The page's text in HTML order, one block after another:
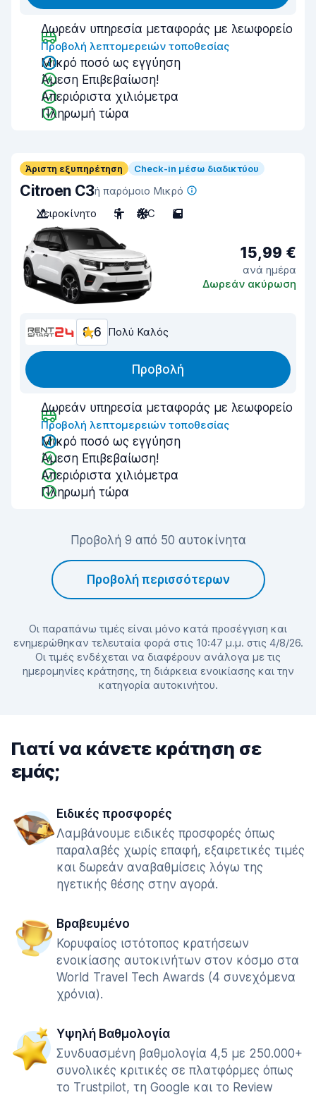
Δωρεάν υπηρεσία μεταφοράς με λεωφορείο
Προβολή λεπτομερειών τοποθεσίας
Μικρό ποσό ως εγγύηση
Άμεση Επιβεβαίωση!
Απεριόριστα χιλιόμετρα
Πληρωμή τώρα
Άριστη εξυπηρέτηση Check-in μέσω διαδικτύου
Citroen C3ή παρόμοιο Μικρό
Χειροκίνητο
5 A/C 5
15,99 €
ανά ημέρα
Δωρεάν ακύρωση
8,6 Πολύ Καλός
Προβολή
Δωρεάν υπηρεσία μεταφοράς με λεωφορείο
Προβολή λεπτομερειών τοποθεσίας
Μικρό ποσό ως εγγύηση
Άμεση Επιβεβαίωση!
Απεριόριστα χιλιόμετρα
Πληρωμή τώρα
Προβολή 9 από 50 αυτοκίνητα
Προβολή περισσότερων
Οι παραπάνω τιμές είναι μόνο κατά προσέγγιση και
ενημερώθηκαν τελευταία φορά στις 10:47 μ.μ. στις 4/8/26.
Οι τιμές ενδέχεται να διαφέρουν ανάλογα με τις
ημερομηνίες κράτησης, τη διάρκεια ενοικίασης και την
κατηγορία αυτοκινήτου.
Γιατί να κάνετε κράτηση σε
εμάς;
Ειδικές προσφορές
Λαμβάνουμε ειδικές προσφορές όπως
παραλαβές χωρίς επαφή, εξαιρετικές τιμές
και δωρεάν αναβαθμίσεις λόγω της
ηγετικής θέσης στην αγορά.
Βραβευμένο
Κορυφαίος ιστότοπος κρατήσεων
ενοικίασης αυτοκινήτων στον κόσμο στα
World Travel Tech Awards (4 συνεχόμενα
χρόνια).
Υψηλή Βαθμολογία
Συνδυασμένη βαθμολογία 4,5 με 250.000+
συνολικές κριτικές σε πλατφόρμες όπως
το Trustpilot, τη Google και το Review